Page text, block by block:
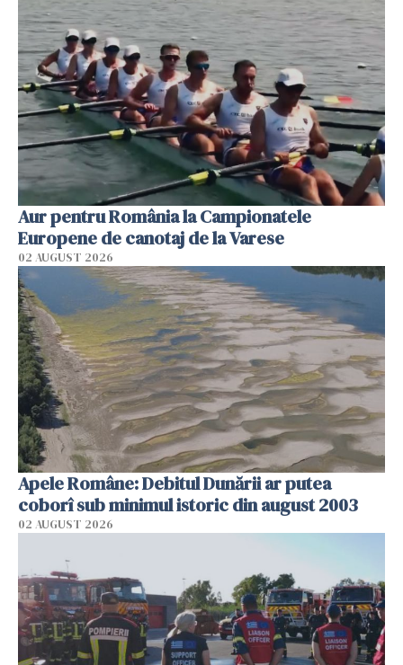
Aur pentru România la Campionatele
Europene de canotaj de la Varese
02 AUGUST 2026
Apele Române: Debitul Dunării ar putea
coborî sub minimul istoric din august 2003
02 AUGUST 2026